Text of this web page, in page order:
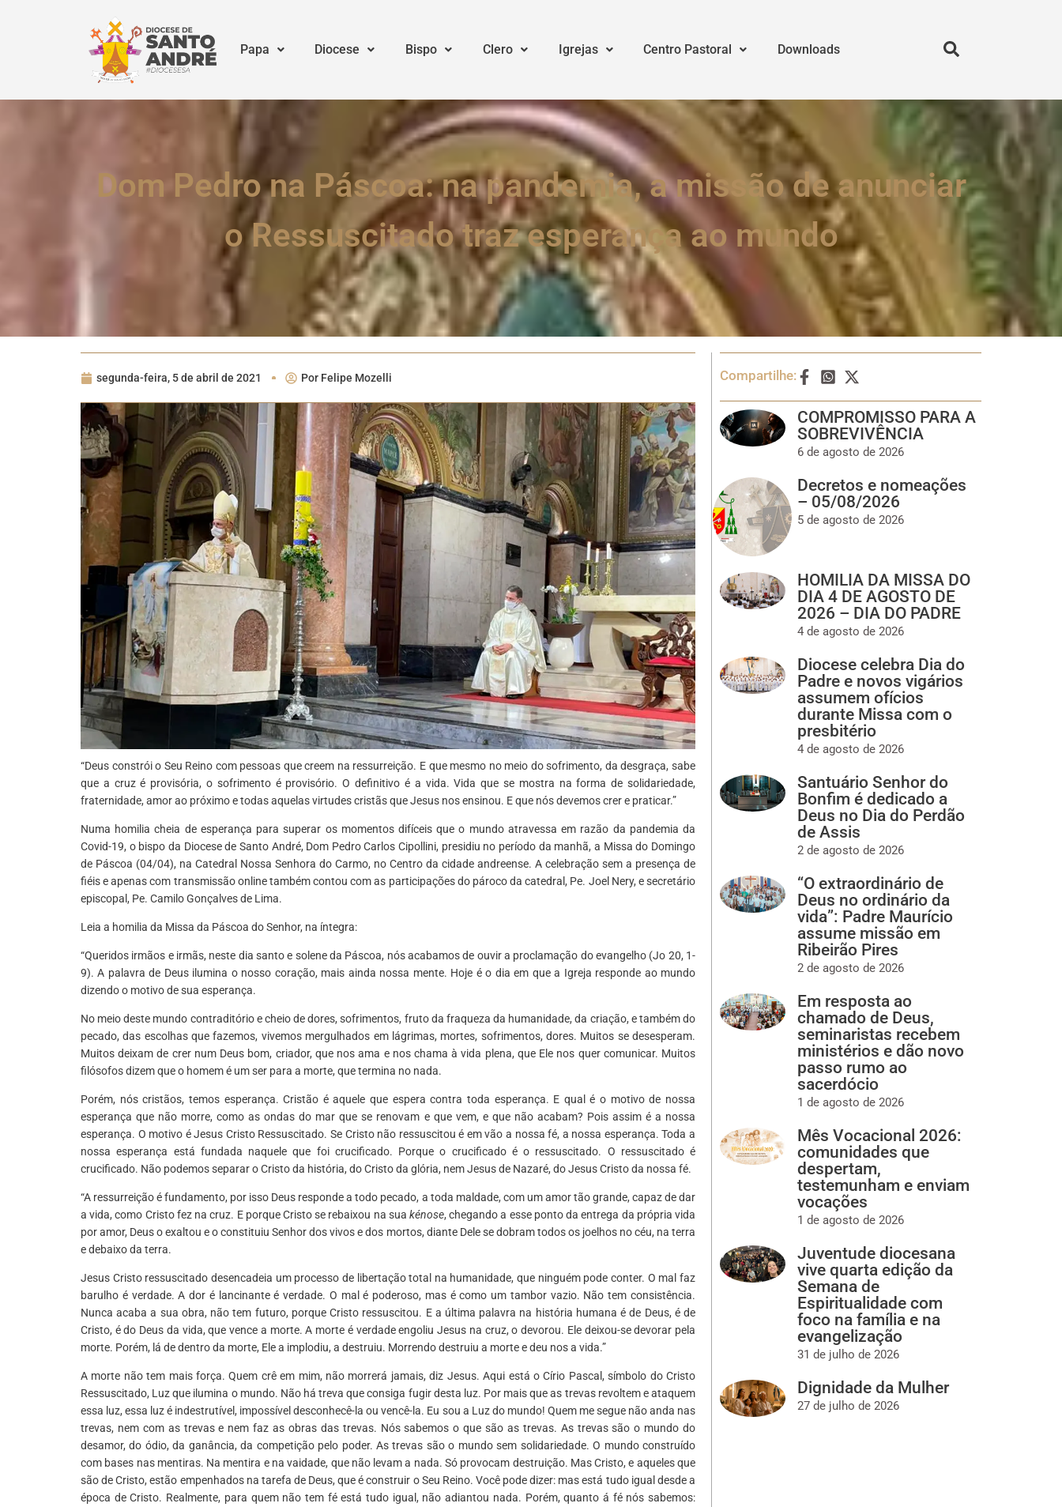
Papa Diocese Bispo Clero Igrejas Centro Pastoral Downloads
Dom Pedro na Páscoa: na pandemia, a missão de anunciar
o Ressuscitado traz esperança ao mundo
segunda-feira, 5 de abril de 2021 Por Felipe Mozelli
“Deus constrói o Seu Reino com pessoas que creem na ressurreição. E que mesmo no meio do sofrimento, da desgraça, sabe
que a cruz é provisória, o sofrimento é provisório. O definitivo é a vida. Vida que se mostra na forma de solidariedade,
fraternidade, amor ao próximo e todas aquelas virtudes cristãs que Jesus nos ensinou. E que nós devemos crer e praticar.”
Numa homilia cheia de esperança para superar os momentos difíceis que o mundo atravessa em razão da pandemia da
Covid-19, o bispo da Diocese de Santo André, Dom Pedro Carlos Cipollini, presidiu no período da manhã, a Missa do Domingo
de Páscoa (04/04), na Catedral Nossa Senhora do Carmo, no Centro da cidade andreense. A celebração sem a presença de
fiéis e apenas com transmissão online também contou com as participações do pároco da catedral, Pe. Joel Nery, e secretário
episcopal, Pe. Camilo Gonçalves de Lima.
Leia a homilia da Missa da Páscoa do Senhor, na íntegra:
“Queridos irmãos e irmãs, neste dia santo e solene da Páscoa, nós acabamos de ouvir a proclamação do evangelho (Jo 20, 1-
9). A palavra de Deus ilumina o nosso coração, mais ainda nossa mente. Hoje é o dia em que a Igreja responde ao mundo
dizendo o motivo de sua esperança.
No meio deste mundo contraditório e cheio de dores, sofrimentos, fruto da fraqueza da humanidade, da criação, e também do
pecado, das escolhas que fazemos, vivemos mergulhados em lágrimas, mortes, sofrimentos, dores. Muitos se desesperam.
Muitos deixam de crer num Deus bom, criador, que nos ama e nos chama à vida plena, que Ele nos quer comunicar. Muitos
filósofos dizem que o homem é um ser para a morte, que termina no nada.
Porém, nós cristãos, temos esperança. Cristão é aquele que espera contra toda esperança. E qual é o motivo de nossa
esperança que não morre, como as ondas do mar que se renovam e que vem, e que não acabam? Pois assim é a nossa
esperança. O motivo é Jesus Cristo Ressuscitado. Se Cristo não ressuscitou é em vão a nossa fé, a nossa esperança. Toda a
nossa esperança está fundada naquele que foi crucificado. Porque o crucificado é o ressuscitado. O ressuscitado é
crucificado. Não podemos separar o Cristo da história, do Cristo da glória, nem Jesus de Nazaré, do Jesus Cristo da nossa fé.
“A ressurreição é fundamento, por isso Deus responde a todo pecado, a toda maldade, com um amor tão grande, capaz de dar
a vida, como Cristo fez na cruz. E porque Cristo se rebaixou na suakénose, chegando a esse ponto da entrega da própria vida
por amor, Deus o exaltou e o constituiu Senhor dos vivos e dos mortos, diante Dele se dobram todos os joelhos no céu, na terra
e debaixo da terra.
Jesus Cristo ressuscitado desencadeia um processo de libertação total na humanidade, que ninguém pode conter. O mal faz
barulho é verdade. A dor é lancinante é verdade. O mal é poderoso, mas é como um tambor vazio. Não tem consistência.
Nunca acaba a sua obra, não tem futuro, porque Cristo ressuscitou. E a última palavra na história humana é de Deus, é de
Cristo, é do Deus da vida, que vence a morte. A morte é verdade engoliu Jesus na cruz, o devorou. Ele deixou-se devorar pela
morte. Porém, lá de dentro da morte, Ele a implodiu, a destruiu. Morrendo destruiu a morte e deu nos a vida.”
A morte não tem mais força. Quem crê em mim, não morrerá jamais, diz Jesus. Aqui está o Círio Pascal, símbolo do Cristo
Ressuscitado, Luz que ilumina o mundo. Não há treva que consiga fugir desta luz. Por mais que as trevas revoltem e ataquem
essa luz, essa luz é indestrutível, impossível desconhecê-la ou vencê-la. Eu sou a Luz do mundo! Quem me segue não anda nas
trevas, nem com as trevas e nem faz as obras das trevas. Nós sabemos o que são as trevas. As trevas são o mundo do
desamor, do ódio, da ganância, da competição pelo poder. As trevas são o mundo sem solidariedade. O mundo construído
com bases nas mentiras. Na mentira e na vaidade, que não levam a nada. Só provocam destruição. Mas Cristo, e aqueles que
são de Cristo, estão empenhados na tarefa de Deus, que é construir o Seu Reino. Você pode dizer: mas está tudo igual desde a
época de Cristo. Realmente, para quem não tem fé está tudo igual, não adiantou nada. Porém, quanto á fé nós sabemos:
Compartilhe:
COMPROMISSO PARA A
SOBREVIVÊNCIA
6 de agosto de 2026
Decretos e nomeações
– 05/08/2026
5 de agosto de 2026
HOMILIA DA MISSA DO
DIA 4 DE AGOSTO DE
2026 – DIA DO PADRE
4 de agosto de 2026
Diocese celebra Dia do
Padre e novos vigários
assumem ofícios
durante Missa com o
presbitério
4 de agosto de 2026
Santuário Senhor do
Bonfim é dedicado a
Deus no Dia do Perdão
de Assis
2 de agosto de 2026
“O extraordinário de
Deus no ordinário da
vida”: Padre Maurício
assume missão em
Ribeirão Pires
2 de agosto de 2026
Em resposta ao
chamado de Deus,
seminaristas recebem
ministérios e dão novo
passo rumo ao
sacerdócio
1 de agosto de 2026
Mês Vocacional 2026:
comunidades que
despertam,
testemunham e enviam
vocações
1 de agosto de 2026
Juventude diocesana
vive quarta edição da
Semana de
Espiritualidade com
foco na família e na
evangelização
31 de julho de 2026
Dignidade da Mulher
27 de julho de 2026